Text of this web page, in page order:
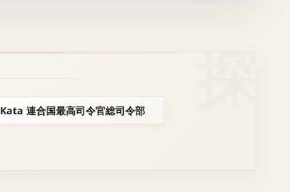
Kata 連合国最高司令官総司令部